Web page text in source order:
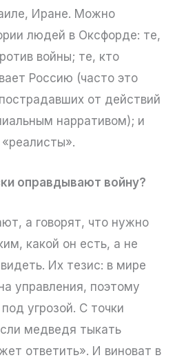
Иране. Можно
людей в Оксфорде: те,
войны; те, кто
Россию (часто это
от действий
нарративом); и
оправдывают войну?
а говорят, что нужно
какой он есть, а не
Их тезис: в мире
управления, поэтому
угрозой. С точки
медведя тыкать
ответить». И виноват в